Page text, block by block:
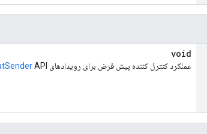
void
عملکرد کنترل کننده پیش فرض برای رویدادهای API.